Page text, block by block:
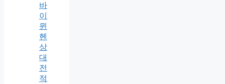
바
이
뮌
헨
상
대
전
적